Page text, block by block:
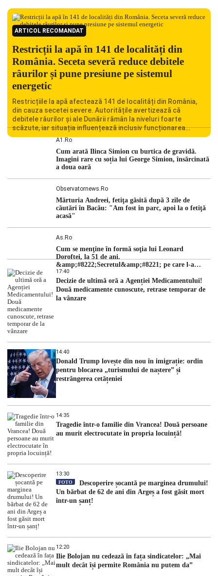
ARTICOL RECOMANDAT
Restricții la apă în 141 de localități din
România. Seceta severă reduce debitele
râurilor și pune presiune pe sistemul
energetic
Restricțiile la apă afectează 141 de localități din România,
din cauza secetei severe. Autoritățile avertizează că
debitele râurilor și ale Dunării rămân la niveluri foarte
scăzute, iar situația influențează inclusiv funcționarea
Centralei Nucleare de la Cernavodă. România se confruntă
hidrologic din ultimii ani. Lipsa […]
A1.ro
Cum arată Ilinca Simion cu burtica de gravidă.
Imagini rare cu soția lui George Simion, însărcinată
a doua oară
Observatornews.ro
Mărturia Andreei, fetiţa găsită după 3 zile de
căutări în Bacău: "Am fost în parc, apoi la o fetiţă
acasă"
As.ro
Cum se menţine în formă soţia lui Leonard
Doroftei, la 51 de ani.
&amp;#8222;Secretul&amp;#8221; pe care l-a
dezvăluit
17:40
Decizie de ultimă oră a Agenției Medicamentului!
Două medicamente cunoscute, retrase temporar de
la vânzare
14:40
Donald Trump lovește din nou în imigrație: ordin
pentru blocarea „turismului de naștere” și
restrângerea cetățeniei
14:35
Tragedie într-o familie din Vrancea! Două persoane
au murit electrocutate în propria locuință!
13:30
FOTO
Descoperire șocantă pe marginea drumului!
Un bărbat de 62 de ani din Argeș a fost găsit mort
într-un șanț!
12:20
Ilie Bolojan nu cedează în fața sindicatelor: „Mai
mult decât își permite România nu putem da”